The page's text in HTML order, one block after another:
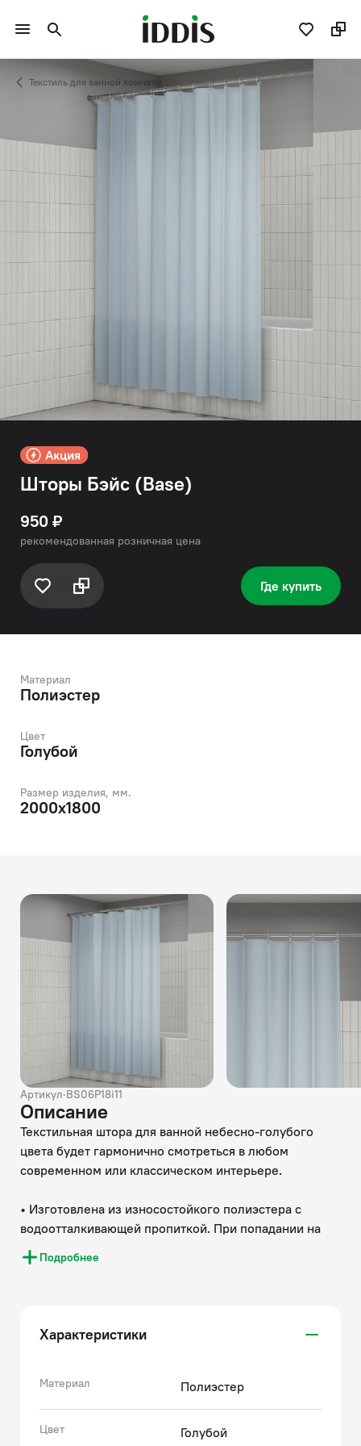
Текстиль для ванной комнаты
Шторы Бэйс (Base)
950 ₽
рекомендованная розничная цена
Где купить
Материал
Полиэстер
Цвет
Голубой
Размер изделия, мм.
2000х1800
Артикул·BS06P18i11
Описание
Текстильная штора для ванной небесно-голубого
цвета будет гармонично смотреться в любом
современном или классическом интерьере.
• Изготовлена из износостойкого полиэстера с
водоотталкивающей пропиткой. При попадании на
ткань вода не впитывается, а скатывается каплями,
даже при сильном напоре воды.
• По верхнему краю расположены 12 прозрачных
пластиковых люверсов.
которая позволяет избежать задирания ткани.
можно стирать в стиральной машине в деликатном
режиме и гладить утюгом на минимальной
Подробнее
Характеристики
Материал Полиэстер
Цвет Голубой